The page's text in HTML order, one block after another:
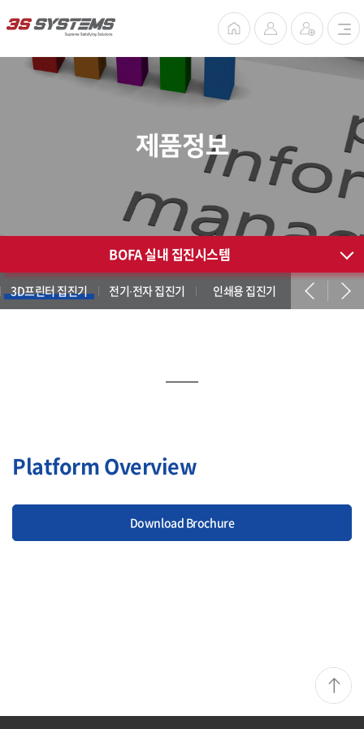
제품정보
BOFA 실내 집진시스템
3D프린터 집진기 전기∙전자 집진기 인쇄용 집진기 덴탈용 집
Platform Overview
Download Brochure